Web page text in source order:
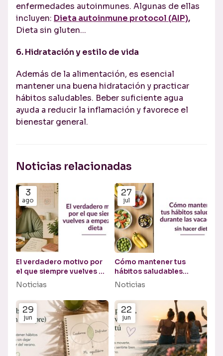
enfermedades autoinmunes. Algunas de ellas
incluyen: Dieta autoinmune protocol (AIP),
Dieta sin gluten...
6. Hidratación y estilo de vida
Además de la alimentación, es esencial
mantener una buena hidratación y practicar
hábitos saludables. Beber suficiente agua
ayuda a reducir la inflamación y favorece el
bienestar general.
Noticias relacionadas
3
ago
El verdadero motivo por
el que siempre vuelves a
empezar una dieta
Noticias
27
jul
Cómo mantener tus
hábitos saludables
durante las vacaciones
Noticias
29
jun
22
jun